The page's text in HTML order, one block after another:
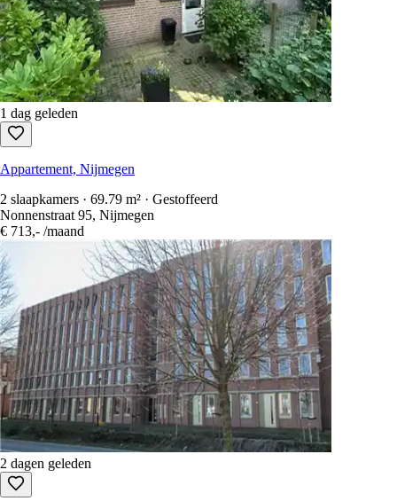
1 dag geleden
Appartement, Nijmegen
2 slaapkamers · 69.79 m² · Gestoffeerd
Nonnenstraat 95, Nijmegen
€ 713,- /maand
2 dagen geleden